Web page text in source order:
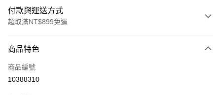
付款與運送方式
超取滿NT$899免運
信用卡一次付款
信用卡分期付款
商品特色
商品編號
10388310